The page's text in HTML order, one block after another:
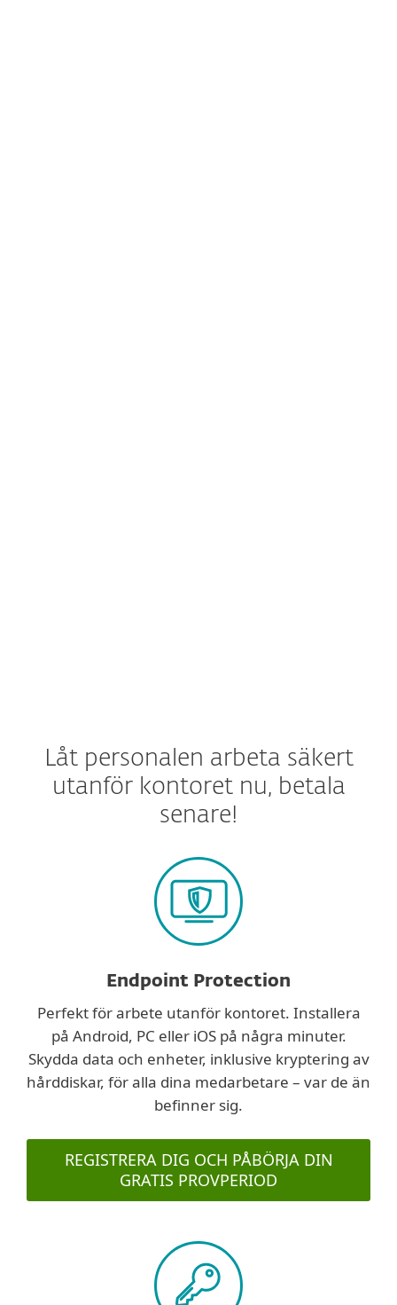
Låt personalen arbeta säkert
utanför kontoret nu, betala
senare!
Endpoint Protection
Perfekt för arbete utanför kontoret. Installera
på Android, PC eller iOS på några minuter.
Skydda data och enheter, inklusive kryptering av
hårddiskar, för alla dina medarbetare – var de än
befinner sig.
REGISTRERA DIG OCH PÅBÖRJA DIN
GRATIS PROVPERIOD